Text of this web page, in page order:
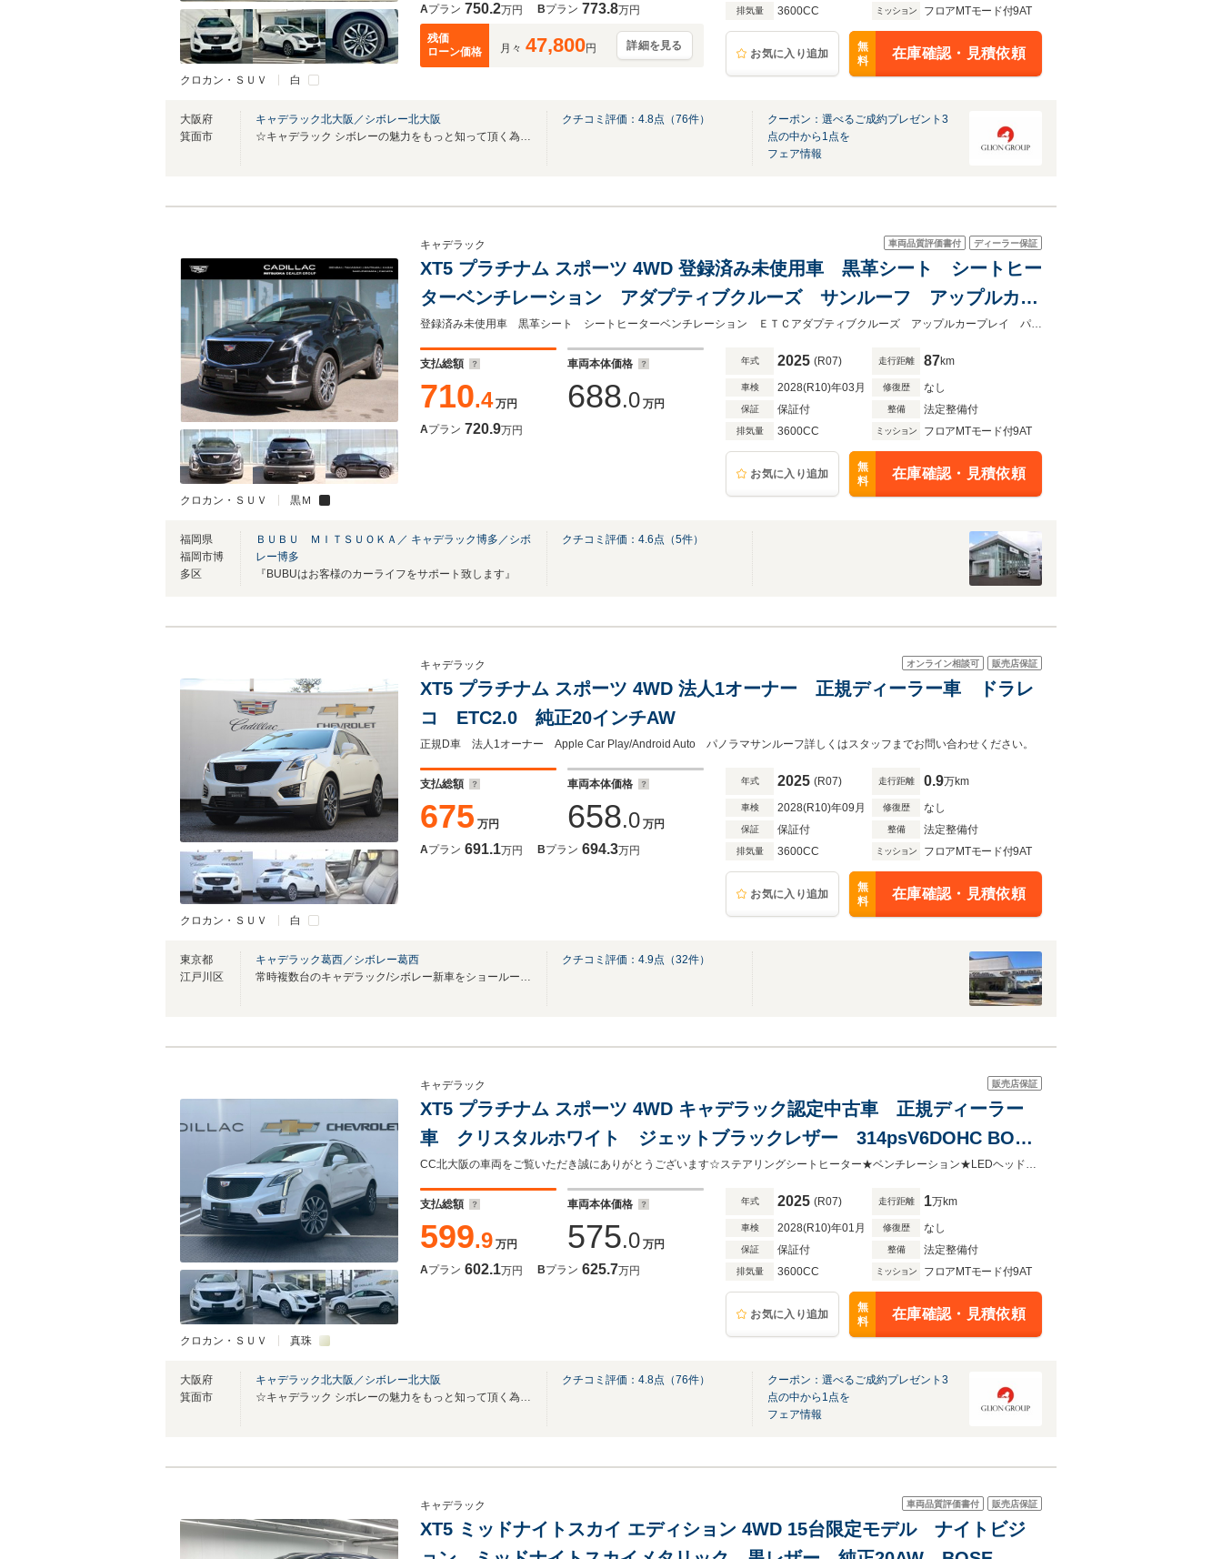
クロカン・ＳＵＶ 白
Aプラン 750.2万円 Bプラン 773.8万円
残価
ローン価格
月々 47,800円 詳細を見る
排気量 3600CC ミッション フロアMTモード付9AT
お気に入り追加
無
料
在庫確認・見積依頼
大阪府
箕面市
キャデラック北大阪／シボレー北大阪
☆キャデラック シボレーの魅力をもっと知って頂く為に☆(^^♪
クチコミ評価： 4.8点（76件）
クーポン：選べるご成約プレゼント3
点の中から1点を
フェア情報
クロカン・ＳＵＶ 黒Ｍ
車両品質評価書付 ディーラー保証
キャデラック
XT5 プラチナム スポーツ 4WD 登録済み未使用車 黒革シート シートヒー
ターベンチレーション アダプティブクルーズ サンルーフ アップルカー
プレイ パドルシフト ヘッドアップディスプレイ パワーテールゲート
フルタイムAWD ETC
登録済み未使用車 黒革シート シートヒーターベンチレーション ＥＴＣアダプティブクルーズ アップルカープレイ パワーテールゲート サンルーフ ヘッドアップディスプレイ
支払総額
710.4 万円
車両本体価格
688.0 万円
Aプラン 720.9万円
年式 2025 (R07) 走行距離 87km
車検 2028(R10)年03月 修復歴 なし
保証 保証付 整備 法定整備付
排気量 3600CC ミッション フロアMTモード付9AT
お気に入り追加
無
料
在庫確認・見積依頼
福岡県
福岡市博
多区
ＢＵＢＵ ＭＩＴＳＵＯＫＡ／ キャデラック博多／シボ
レー博多
『BUBUはお客様のカーライフをサポート致します』
クチコミ評価： 4.6点（5件）
クロカン・ＳＵＶ 白
オンライン相談可 販売店保証
キャデラック
XT5 プラチナム スポーツ 4WD 法人1オーナー 正規ディーラー車 ドラレ
コ ETC2.0 純正20インチAW
正規D車 法人1オーナー Apple Car Play/Android Auto パノラマサンルーフ詳しくはスタッフまでお問い合わせください。
支払総額
675 万円
車両本体価格
658.0 万円
Aプラン 691.1万円 Bプラン 694.3万円
年式 2025 (R07) 走行距離 0.9万km
車検 2028(R10)年09月 修復歴 なし
保証 保証付 整備 法定整備付
排気量 3600CC ミッション フロアMTモード付9AT
お気に入り追加
無
料
在庫確認・見積依頼
東京都
江戸川区
キャデラック葛西／シボレー葛西
常時複数台のキャデラック/シボレー新車をショールーム内に展示しています。
クチコミ評価： 4.9点（32件）
クロカン・ＳＵＶ 真珠
販売店保証
キャデラック
XT5 プラチナム スポーツ 4WD キャデラック認定中古車 正規ディーラー
車 クリスタルホワイト ジェットブラックレザー 314psV6DOHC BOSE
サウンド Applecarplay パノラマルーフ ヘッドアップディスプレイ
デジタルミラー 純正20AW
CC北大阪の車両をご覧いただき誠にありがとうございます☆ステアリングシートヒーター★ベンチレーション★LEDヘッドライト★PBドア★BSM★衝突軽減ブレーキ
支払総額
599.9 万円
車両本体価格
575.0 万円
Aプラン 602.1万円 Bプラン 625.7万円
年式 2025 (R07) 走行距離 1万km
車検 2028(R10)年01月 修復歴 なし
保証 保証付 整備 法定整備付
排気量 3600CC ミッション フロアMTモード付9AT
お気に入り追加
無
料
在庫確認・見積依頼
大阪府
箕面市
キャデラック北大阪／シボレー北大阪
☆キャデラック シボレーの魅力をもっと知って頂く為に☆(^^♪
クチコミ評価： 4.8点（76件）
クーポン：選べるご成約プレゼント3
点の中から1点を
フェア情報
車両品質評価書付 販売店保証
キャデラック
XT5 ミッドナイトスカイ エディション 4WD 15台限定モデル ナイトビジ